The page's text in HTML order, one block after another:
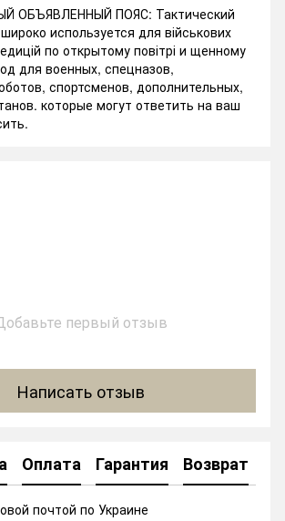
ОБЪЯВЛЕННЫЙ ПОЯС: Тактический
используется для військових
по открытому повітрі и щенному
для военных, спецназов,
спортсменов, дополнительных,
которые могут ответить на ваш
первый отзыв
Написать отзыв
Оплата Гарантия Возврат
почтой по Украине